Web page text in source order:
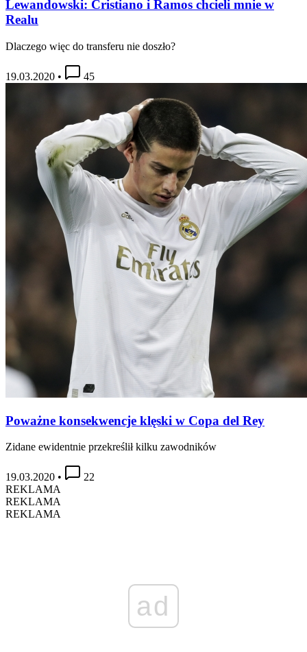
Lewandowski: Cristiano i Ramos chcieli mnie w
Realu
Dlaczego więc do transferu nie doszło?
19.03.2020 • 45
Poważne konsekwencje klęski w Copa del Rey
Zidane ewidentnie przekreślił kilku zawodników
19.03.2020 •
22
REKLAMA
REKLAMA
REKLAMA
ad